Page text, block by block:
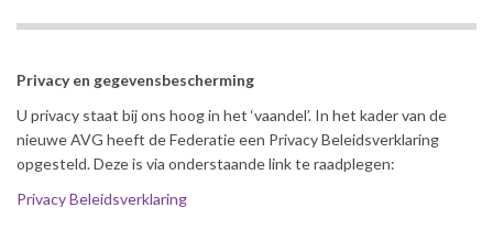
Privacy en gegevensbescherming
U privacy staat bij ons hoog in het ‘vaandel’. In het kader van de
nieuwe AVG heeft de Federatie een Privacy Beleidsverklaring
opgesteld. Deze is via onderstaande link te raadplegen:
Privacy Beleidsverklaring